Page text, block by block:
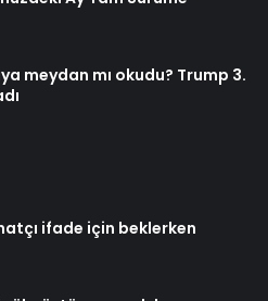
meydan mı okudu? Trump 3.
ifade için beklerken